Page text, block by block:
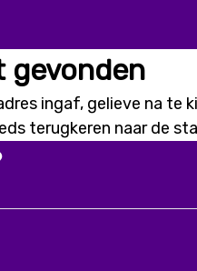
gevonden
ingaf, gelieve na te
terugkeren naar de